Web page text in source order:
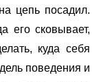
цепь посадил.
его сковывает,
куда себя
поведения и